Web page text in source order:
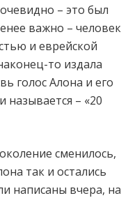
– это был
важно – человек
и еврейской
то издала
голос Алона и его
называется – «20
сменилось,
так и остались
написаны вчера, на